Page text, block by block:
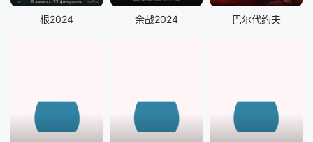
根2024 余战2024 巴尔代约夫